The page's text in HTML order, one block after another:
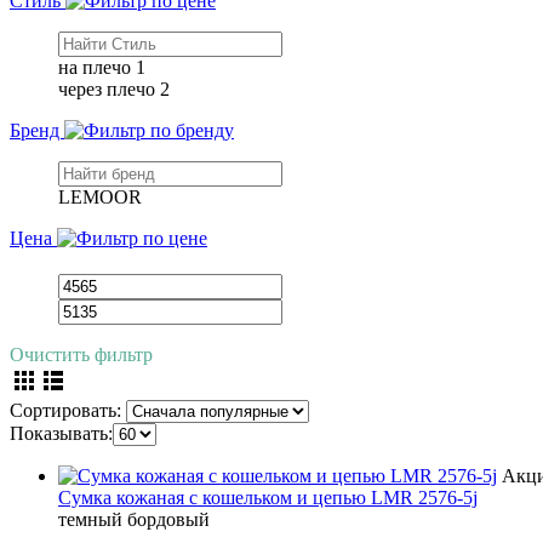
на плечо 1
через плечо 2
Бренд
LEMOOR
Цена
Очистить фильтр
Сортировать:
Показывать:
Сумка кожаная с кошельком и цепью LMR 2576-5j
темный бордовый